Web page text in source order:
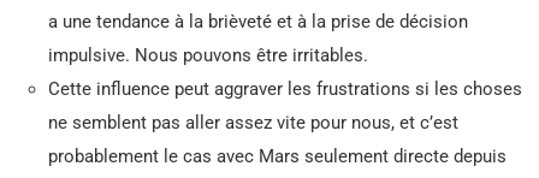
a une tendance à la brièveté et à la prise de décision
impulsive. Nous pouvons être irritables.
Cette influence peut aggraver les frustrations si les choses
ne semblent pas aller assez vite pour nous, et c’est
probablement le cas avec Mars seulement directe depuis